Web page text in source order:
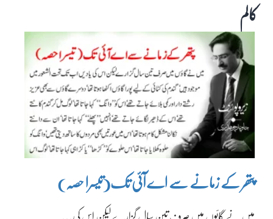
کالم
پتھر کے زمانے سے اے آئی تک(تیسرا حصہ)